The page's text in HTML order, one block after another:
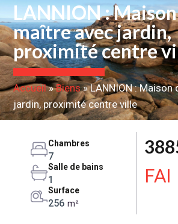
LANNION :
maître avec jardin,
proximité centre
Accueil»Biens»LANNION : Maison
jardin, proximité centre ville
Chambres
7
Salle de bains
1
Surface
256 m²
FAI